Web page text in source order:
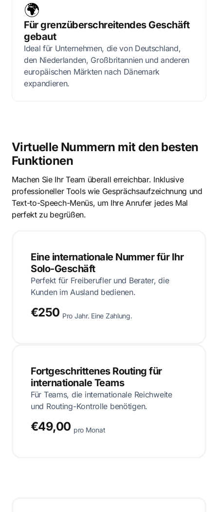
🌍
Für grenzüberschreitendes Geschäft
gebaut
Ideal für Unternehmen, die von Deutschland,
den Niederlanden, Großbritannien und anderen
europäischen Märkten nach Dänemark
expandieren.
Virtuelle Nummern mit den besten
Funktionen
Machen Sie Ihr Team überall erreichbar. Inklusive
professioneller Tools wie Gesprächsaufzeichnung und
Text-to-Speech-Menüs, um Ihre Anrufer jedes Mal
perfekt zu begrüßen.
Eine internationale Nummer für Ihr
Solo-Geschäft
Perfekt für Freiberufler und Berater, die
Kunden im Ausland bedienen.
€250 Pro Jahr. Eine Zahlung.
Fortgeschrittenes Routing für
internationale Teams
Für Teams, die internationale Reichweite
und Routing-Kontrolle benötigen.
€49,00 pro Monat